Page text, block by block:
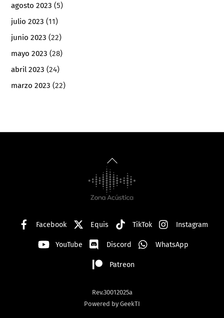
agosto 2023 (5)
julio 2023 (11)
junio 2023 (22)
mayo 2023 (28)
abril 2023 (24)
marzo 2023 (22)
Back
To
Top
Facebook Equis TikTok Instagram
YouTube Discord WhatsApp
Patreon
Rev.30012025a
Powered by GeekTI